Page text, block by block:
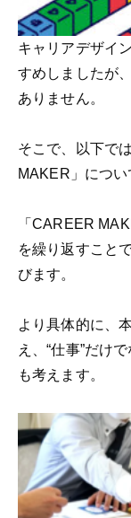
キャリアデザイ
すめしましたが
ありません。
そこで、以下で
MAKER」につい
「CAREER
を繰り返すこと
びます。
より具体的に、
え、“仕事”だけ
も考えます。